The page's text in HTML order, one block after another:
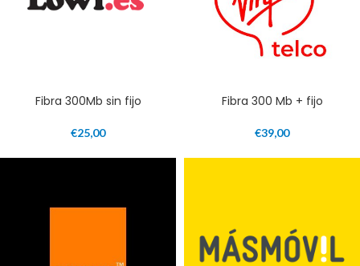
Fibra 300Mb sin fijo
€25,00
Fibra 300 Mb + fijo
€39,00